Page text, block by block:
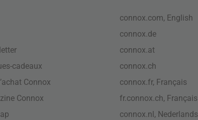
cadeaux
Connox
Connox
connox.com, English
connox.de
connox.at
connox.ch
connox.fr, Français
fr.connox.ch, Français
connox.nl, Nederlands